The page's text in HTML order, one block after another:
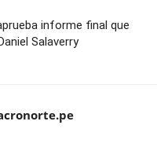
informe final que
Salaverry